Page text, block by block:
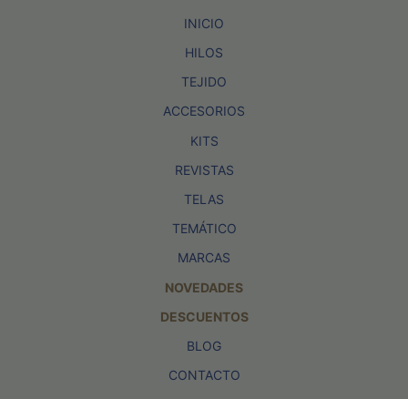
INICIO
HILOS
TEJIDO
ACCESORIOS
KITS
REVISTAS
TELAS
TEMÁTICO
MARCAS
NOVEDADES
DESCUENTOS
BLOG
CONTACTO